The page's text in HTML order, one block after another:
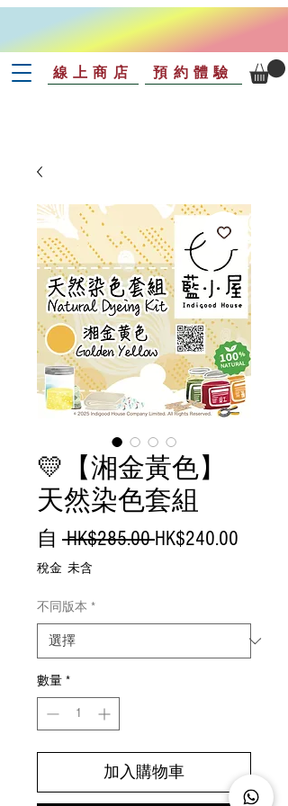
線上商店 預約體驗
💛【湘金黃色】
天然染色套組
自 HK$285.00 一
格
HK$240.00
格
稅金 未含
不同版本 *
數量 *
加入購物車